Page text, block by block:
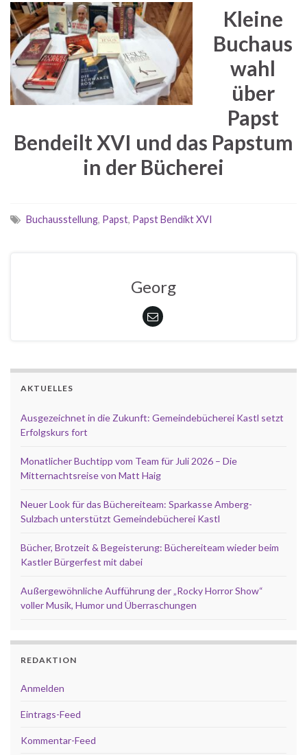
Kleine
Buchaus
wahl
über
Papst
Bendeilt XVI und das Papstum
in der Bücherei
Buchausstellung, Papst, Papst Bendikt XVI
Georg
AKTUELLES
Ausgezeichnet in die Zukunft: Gemeindebücherei Kastl setzt
Erfolgskurs fort
Monatlicher Buchtipp vom Team für Juli 2026 – Die
Mitternachtsreise von Matt Haig
Neuer Look für das Büchereiteam: Sparkasse Amberg-
Sulzbach unterstützt Gemeindebücherei Kastl
Bücher, Brotzeit & Begeisterung: Büchereiteam wieder beim
Kastler Bürgerfest mit dabei
Außergewöhnliche Aufführung der „Rocky Horror Show“
voller Musik, Humor und Überraschungen
REDAKTION
Anmelden
Eintrags-Feed
Kommentar-Feed